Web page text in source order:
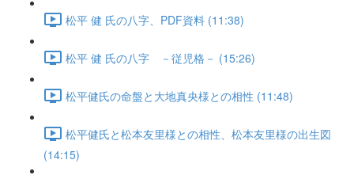
松平 健 氏の八字、PDF資料 (11:38)
松平 健 氏の八字 －従児格－ (15:26)
松平健氏の命盤と大地真央様との相性 (11:48)
松平健氏と松本友里様との相性、松本友里様の出生図
(14:15)